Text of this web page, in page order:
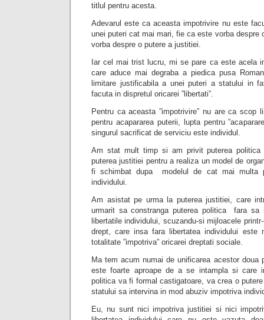
titlul pentru acesta.
Adevarul este ca aceasta impotrivire nu este
unei puteri cat mai mari, fie ca este vorba despre
vorba despre o putere a justitiei.
Iar cel mai trist lucru, mi se pare ca este acela
care aduce mai degraba a piedica pusa
limitare justificabila a unei puteri a statului in
facuta in dispretul oricarei ”libertati”.
Pentru ca aceasta ”impotrivire” nu are ca scop
pentru acapararea puterii, lupta pentru
singurul sacrificat de serviciu este individul.
Am stat mult timp si am privit puterea politica
puterea justitiei pentru a realiza un model de
fi schimbat dupa modelul de cat mai multa
individului.
Am asistat pe urma la puterea justitiei, care
urmarit sa constranga puterea politica fara
libertatile individului, scuzandu-si mijloacele
drept, care insa fara libertatea individului
totalitate ”impotriva” oricarei dreptati sociale.
Ma tem acum numai de unificarea acestor doua
este foarte aproape de a se intampla si care
politica va fi formal castigatoare, va crea o
statului sa intervina in mod abuziv impotriva
Eu, nu sunt nici impotriva justitiei si nici